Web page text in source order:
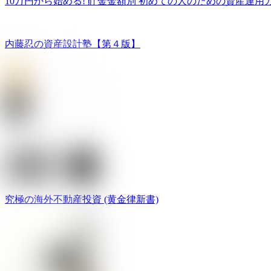
内藤忍の資産設計塾【第４版】
究極の海外不動産投資 (黄金律新書)